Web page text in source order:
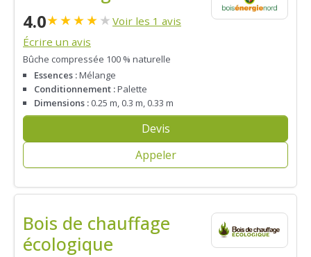
4.0★★★★★ Voir les 1 avis
Écrire un avis
Bûche compressée 100 % naturelle
Essences :Mélange
Conditionnement :Palette
Dimensions : 0.25 m, 0.3 m, 0.33 m
Devis
Appeler
Bois de chauffage
écologique